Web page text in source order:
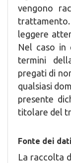
vengono
leggere
Nel caso in
termini
pregati di
qualsiasi
presente
titolare del
Fonte dei
La raccolta